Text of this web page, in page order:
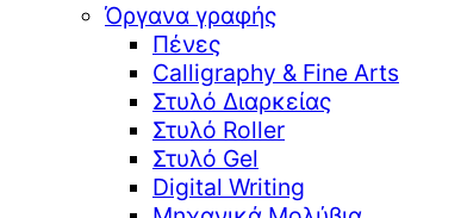
Όργανα γραφής
Πένες
Calligraphy & Fine Arts
Στυλό Διαρκείας
Στυλό Roller
Στυλό Gel
Digital Writing